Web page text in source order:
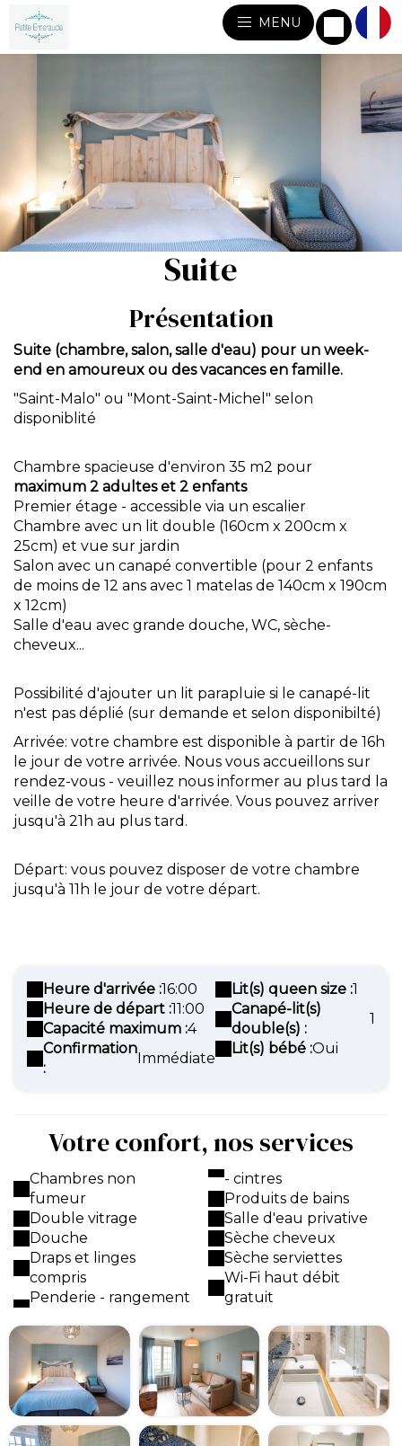
MENU
Suite
Présentation
Suite (chambre, salon, salle d'eau) pour un week-
end en amoureux ou des vacances en famille.
"Saint-Malo" ou "Mont-Saint-Michel" selon
disponiblité
Chambre spacieuse d'environ 35 m2 pour
maximum 2 adultes et 2 enfants
Premier étage - accessible via un escalier
Chambre avec un lit double (160cm x 200cm x
25cm) et vue sur jardin
Salon avec un canapé convertible (pour 2 enfants
de moins de 12 ans avec 1 matelas de 140cm x 190cm
x 12cm)
Salle d'eau avec grande douche, WC, sèche-
cheveux...
Possibilité d'ajouter un lit parapluie si le canapé-lit
n'est pas déplié (sur demande et selon disponibilté)
Arrivée: votre chambre est disponible à partir de 16h
le jour de votre arrivée. Nous vous accueillons sur
rendez-vous - veuillez nous informer au plus tard la
veille de votre heure d'arrivée. Vous pouvez arriver
jusqu'à 21h au plus tard.
Départ: vous pouvez disposer de votre chambre
jusqu'à 11h le jour de votre départ.
Heure d'arrivée :16:00
Heure de départ :11:00
Capacité maximum :4
Confirmation
:
Immédiate
Lit(s) queen size :1
Canapé-lit(s)
double(s) :
1
Lit(s) bébé :Oui
Votre confort, nos services
Chambres non
fumeur
Double vitrage
Douche
Draps et linges
compris
Penderie - rangement
- cintres
Produits de bains
Salle d'eau privative
Sèche cheveux
Sèche serviettes
Wi-Fi haut débit
gratuit